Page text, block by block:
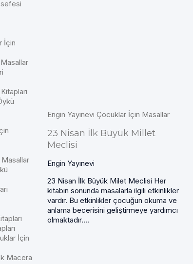
İçin
Masallar
İçin
Macera
Engin Yayınevi Çocuklar İçin Masallar
23 Nisan İlk Büyük Millet
Meclisi
Engin Yayınevi
23 Nisan İlk Büyük Milet Meclisi Her
kitabın sonunda masalarla ilgili etkinlikler
vardır. Bu etkinlikler çocuğun okuma ve
anlama becerisini geliştirmeye yardımcı
olmaktadır....